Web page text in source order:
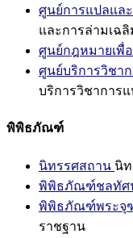
ศูนย์การแปลแล
และการล่ามเฉลิ
ศูนย์กฎหมายเพื่
ศูนย์บริการวิชา
บริการวิชาการ
พิพิธภัณฑ์
นิทรรศสถาน นิ
พิพิธภัณฑ์ชลทัศ
พิพิธภัณฑ์พระจุ
ราชฐาน